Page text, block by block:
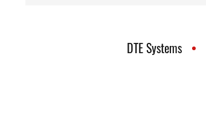
DTE Systems